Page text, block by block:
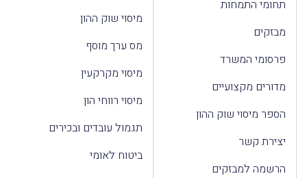
תחומי התמחות
מבזקים
פרסומי המשרד
מדורים מקצועיים
הספר מיסוי שוק ההון
יצירת קשר
הרשמה למבזקים
מיסוי שוק ההון
מס ערך מוסף
מיסוי מקרקעין
מיסוי רווחי הון
תגמול עובדים ובכירים
ביטוח לאומי